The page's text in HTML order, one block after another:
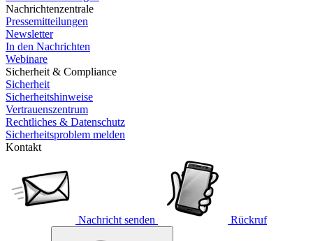
Nachrichtenzentrale
Pressemitteilungen
Newsletter
In den Nachrichten
Webinare
Sicherheit & Compliance
Sicherheit
Sicherheitshinweise
Vertrauenszentrum
Rechtliches & Datenschutz
Sicherheitsproblem melden
Kontakt
Nachricht senden Rückruf